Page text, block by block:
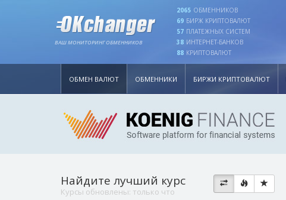
ВАШ МОНИТОРИНГ ОБМЕННИКОВ
2065 ОБМЕННИКОВ
69 БИРЖ КРИПТОВАЛЮТ
57 ПЛАТЕЖНЫХ СИСТЕМ
38 ИНТЕРНЕТ-БАНКОВ
88 КРИПТОВАЛЮТ
ОБМЕН ВАЛЮТ ОБМЕННИКИ БИРЖИ КРИПТОВАЛЮТ
Найдите лучший курс
Курсы обновлены: только что